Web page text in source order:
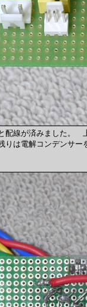
配線が済みました。
りは電解コンデンサ